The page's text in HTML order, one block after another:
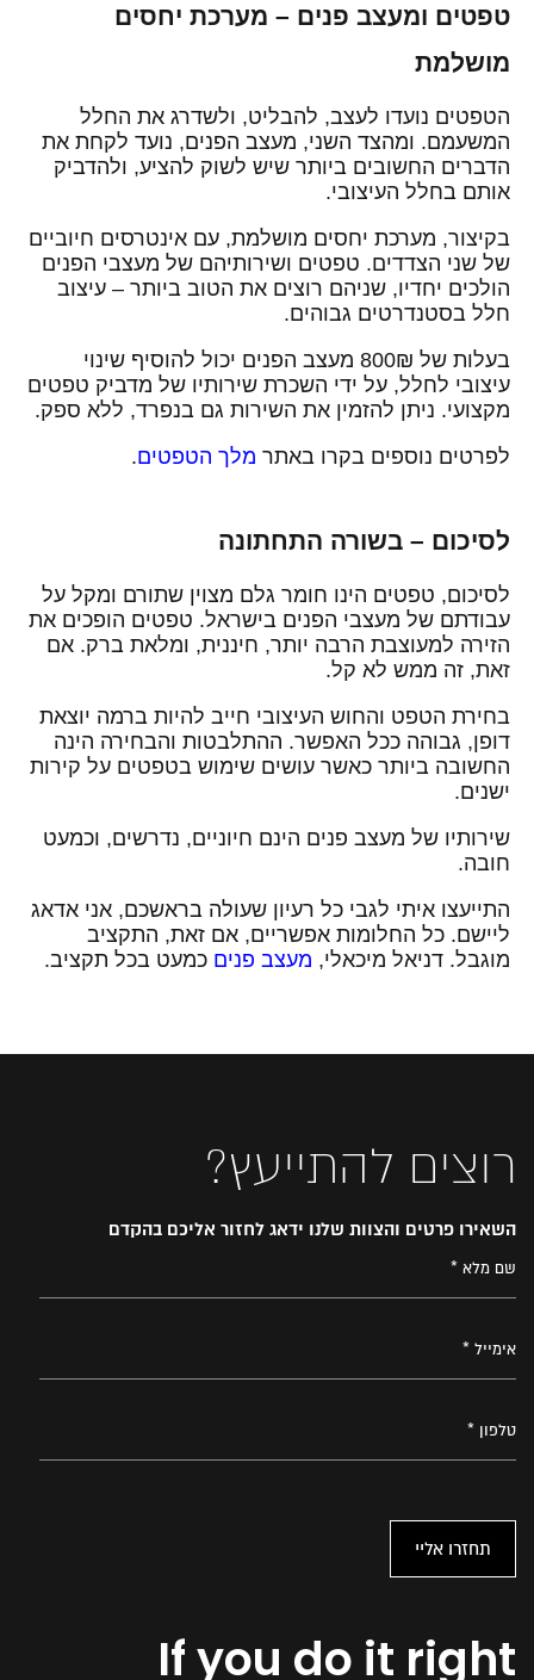
טפטים ומעצב פנים – מערכת יחסים
מושלמת
הטפטים נועדו לעצב, להבליט, ולשדרג את החלל
המשעמם. ומהצד השני, מעצב הפנים, נועד לקחת את
הדברים החשובים ביותר שיש לשוק להציע, ולהדביק
אותם בחלל העיצובי.
בקיצור, מערכת יחסים מושלמת, עם אינטרסים חיוביים
של שני הצדדים. טפטים ושירותיהם של מעצבי הפנים
הולכים יחדיו, שניהם רוצים את הטוב ביותר – עיצוב
חלל בסטנדרטים גבוהים.
בעלות של 800₪ מעצב הפנים יכול להוסיף שינוי
עיצובי לחלל, על ידי השכרת שירותיו של מדביק טפטים
מקצועי. ניתן להזמין את השירות גם בנפרד, ללא ספק.
לפרטים נוספים בקרו באתר מלך הטפטים.
לסיכום – בשורה התחתונה
לסיכום, טפטים הינו חומר גלם מצוין שתורם ומקל על
עבודתם של מעצבי הפנים בישראל. טפטים הופכים את
הזירה למעוצבת הרבה יותר, חיננית, ומלאת ברק. אם
זאת, זה ממש לא קל.
בחירת הטפט והחוש העיצובי חייב להיות ברמה יוצאת
דופן, גבוהה ככל האפשר. ההתלבטות והבחירה הינה
החשובה ביותר כאשר עושים שימוש בטפטים על קירות
ישנים.
שירותיו של מעצב פנים הינם חיוניים, נדרשים, וכמעט
חובה.
התייעצו איתי לגבי כל רעיון שעולה בראשכם, אני אדאג
ליישם. כל החלומות אפשריים, אם זאת, התקציב
מוגבל. דניאל מיכאלי, מעצב פנים כמעט בכל תקציב.
If you do it right
רוצים להתייעץ?
השאירו פרטים והצוות שלנו ידאג לחזור אליכם בהקדם